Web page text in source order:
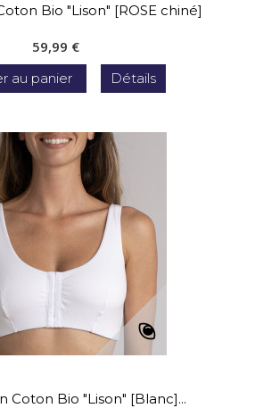
Bio "Lison" [ROSE chiné]
59,99 €
au panier Détails
Coton Bio "Lison" [Blanc]...